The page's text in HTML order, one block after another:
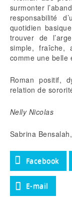
surmonter
responsabilité
quotidien
trouver de
simple, fraîche,
comme une belle
Roman positif,
relation de
Nelly Nicolas
Sabrina Bensalah,
Facebook
E-mail